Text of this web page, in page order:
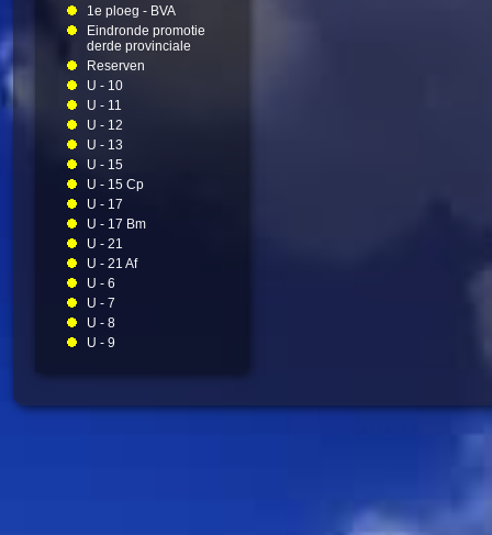
1e ploeg - BVA
Eindronde promotie
derde provinciale
Reserven
U - 10
U - 11
U - 12
U - 13
U - 15
U - 15 Cp
U - 17
U - 17 Bm
U - 21
U - 21 Af
U - 6
U - 7
U - 8
U - 9